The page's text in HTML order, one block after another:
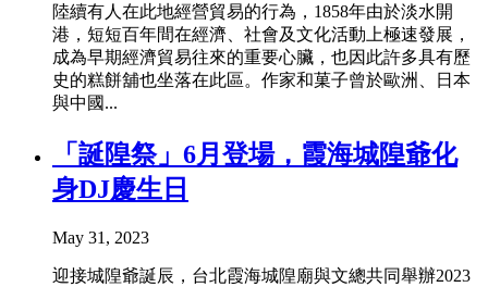
陸續有人在此地經營貿易的行為，1858年由於淡水開
港，短短百年間在經濟、社會及文化活動上極速發展，
成為早期經濟貿易往來的重要心臟，也因此許多具有歷
史的糕餅舖也坐落在此區。作家和菓子曾於歐洲、日本
與中國...
「誕隍祭」6月登場，霞海城隍爺化
身DJ慶生日
May 31, 2023
迎接城隍爺誕辰，台北霞海城隍廟與文總共同舉辦2023